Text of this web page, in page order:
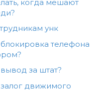
когда мешают
унк
телефона
за штат?
залог движимого